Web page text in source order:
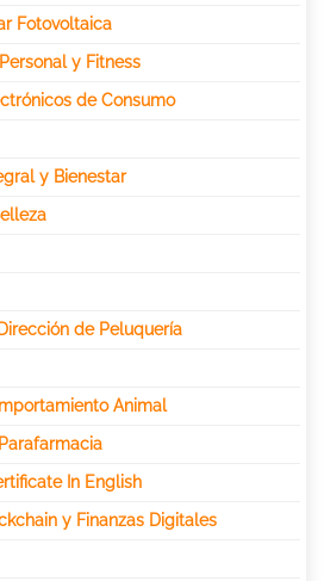
Fotovoltaica
y Fitness
de Consumo
y Bienestar
de Peluquería
Animal
In English
y Finanzas Digitales